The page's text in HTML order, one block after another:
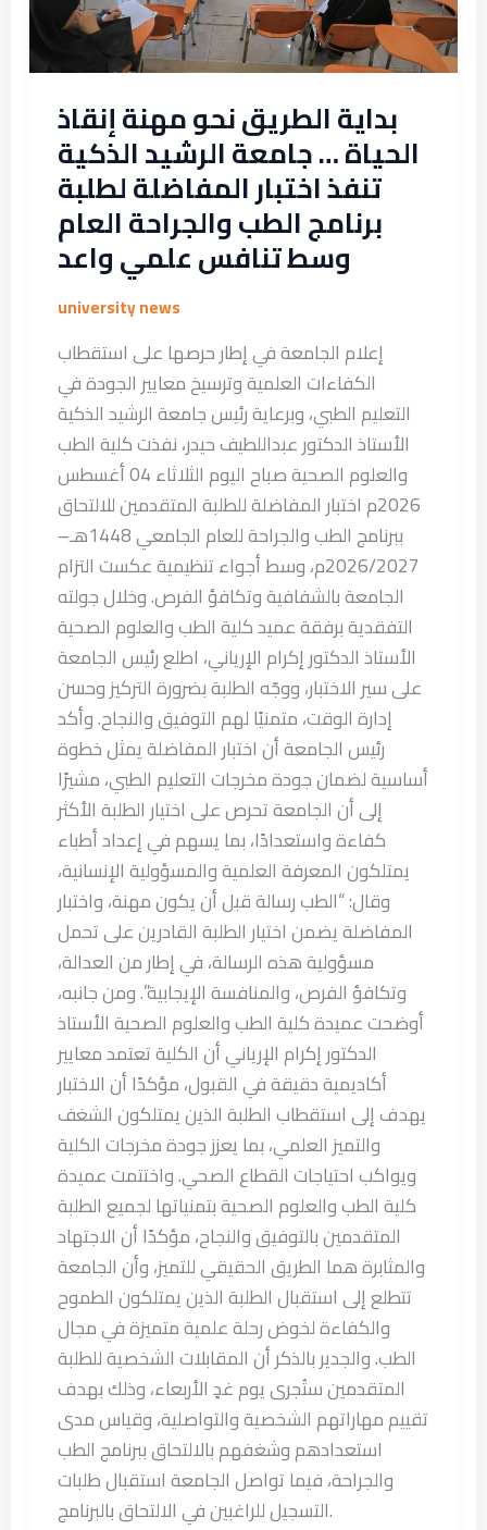
بداية الطريق نحو مهنة إنقاذ
الحياة … جامعة الرشيد الذكية
تنفذ اختبار المفاضلة لطلبة
برنامج الطب والجراحة العام
وسط تنافس علمي واعد
university news
إعلام الجامعة في إطار حرصها على استقطاب
الكفاءات العلمية وترسيخ معايير الجودة في
التعليم الطبي، وبرعاية رئيس جامعة الرشيد الذكية
الأستاذ الدكتور عبداللطيف حيدر، نفذت كلية الطب
والعلوم الصحية صباح اليوم الثلاثاء 04 أغسطس
2026م اختبار المفاضلة للطلبة المتقدمين للالتحاق
ببرنامج الطب والجراحة للعام الجامعي 1448هـ–
2026/2027م، وسط أجواء تنظيمية عكست التزام
الجامعة بالشفافية وتكافؤ الفرص. وخلال جولته
التفقدية برفقة عميد كلية الطب والعلوم الصحية
الأستاذ الدكتور إكرام الإرياني، اطلع رئيس الجامعة
على سير الاختبار، ووجّه الطلبة بضرورة التركيز وحسن
إدارة الوقت، متمنيًا لهم التوفيق والنجاح. وأكد
رئيس الجامعة أن اختبار المفاضلة يمثل خطوة
أساسية لضمان جودة مخرجات التعليم الطبي، مشيرًا
إلى أن الجامعة تحرص على اختيار الطلبة الأكثر
كفاءة واستعدادًا، بما يسهم في إعداد أطباء
يمتلكون المعرفة العلمية والمسؤولية الإنسانية،
وقال: “الطب رسالة قبل أن يكون مهنة، واختبار
المفاضلة يضمن اختيار الطلبة القادرين على تحمل
مسؤولية هذه الرسالة، في إطار من العدالة،
وتكافؤ الفرص، والمنافسة الإيجابية”. ومن جانبه،
أوضحت عميدة كلية الطب والعلوم الصحية الأستاذ
الدكتور إكرام الإرياني أن الكلية تعتمد معايير
أكاديمية دقيقة في القبول، مؤكدًا أن الاختبار
يهدف إلى استقطاب الطلبة الذين يمتلكون الشغف
والتميز العلمي، بما يعزز جودة مخرجات الكلية
ويواكب احتياجات القطاع الصحي. واختتمت عميدة
كلية الطب والعلوم الصحية بتمنياتها لجميع الطلبة
المتقدمين بالتوفيق والنجاح، مؤكدًا أن الاجتهاد
والمثابرة هما الطريق الحقيقي للتميز، وأن الجامعة
تتطلع إلى استقبال الطلبة الذين يمتلكون الطموح
والكفاءة لخوض رحلة علمية متميزة في مجال
الطب. والجدير بالذكر أن المقابلات الشخصية للطلبة
المتقدمين ستُجرى يوم غدٍ الأربعاء، وذلك بهدف
تقييم مهاراتهم الشخصية والتواصلية، وقياس مدى
استعدادهم وشغفهم بالالتحاق ببرنامج الطب
والجراحة، فيما تواصل الجامعة استقبال طلبات
التسجيل للراغبين في الالتحاق بالبرنامج.
جامعة
الرشيد
الذكية
تنفذ
اختبار
المفاضلة
لطلبة
برنامج
الطب
والجراحة
العام
وسط
تنافس
علمي
واعد